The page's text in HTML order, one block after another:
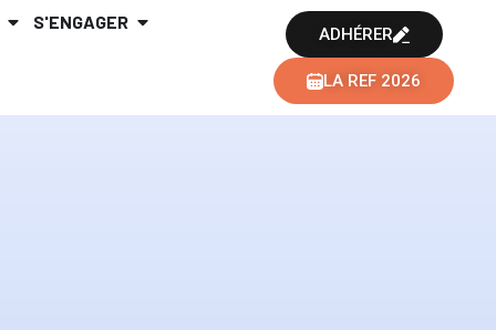
S'ENGAGER
ADHÉRER
LA REF 2026